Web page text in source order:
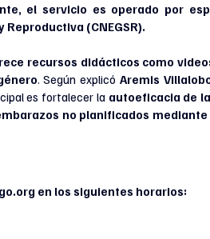
el servicio es operado por
Reproductiva (CNEGSR).
recursos didácticos como
. Según explicó Aremis
es fortalecer la autoeficacia de
no planificados mediante
en los siguientes horarios: